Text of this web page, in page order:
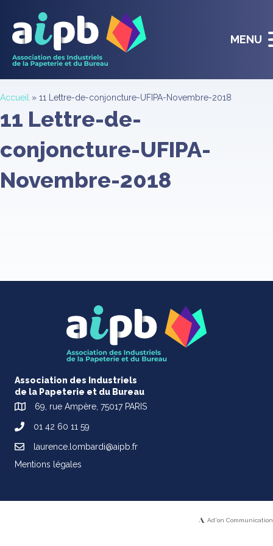
MENU
Accueil » 11 Lettre-de-conjoncture-UFIPA-Novembre-2018
11 Lettre-de-
conjoncture-UFIPA-
Novembre-2018
Association des Industriels
de la Papeterie et du Bureau
69, rue Ampère, 75017 PARIS
01 42 60 11 59
laurence.lombardi@aipb.fr
Mentions légales
Ad'on Communication